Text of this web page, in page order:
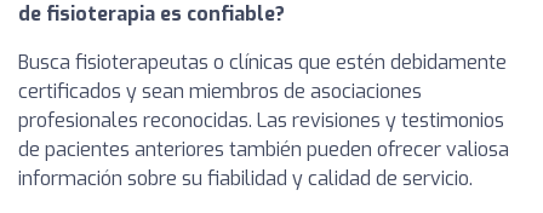
de fisioterapia es confiable?
Busca fisioterapeutas o clínicas que estén debidamente
certificados y sean miembros de asociaciones
profesionales reconocidas. Las revisiones y testimonios
de pacientes anteriores también pueden ofrecer valiosa
información sobre su fiabilidad y calidad de servicio.